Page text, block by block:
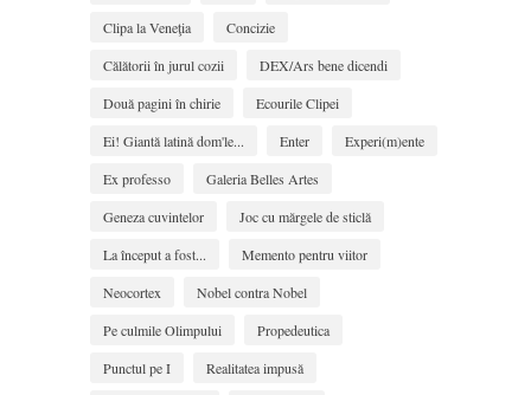
Clipa la Veneţia
Concizie
Călătorii în jurul cozii
DEX/Ars bene dicendi
Două pagini în chirie
Ecourile Clipei
Ei! Giantă latină dom'le...
Enter
Experi(m)ente
Ex professo
Galeria Belles Artes
Geneza cuvintelor
Joc cu mărgele de sticlă
La început a fost...
Memento pentru viitor
Neocortex
Nobel contra Nobel
Pe culmile Olimpului
Propedeutica
Punctul pe I
Realitatea impusă